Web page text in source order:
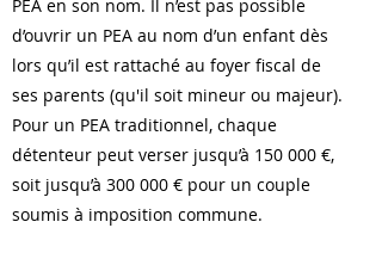
PEA en son nom. Il n’est pas possible
d’ouvrir un PEA au nom d’un enfant dès
lors qu’il est rattaché au foyer fiscal de
ses parents (qu'il soit mineur ou majeur).
Pour un PEA traditionnel, chaque
détenteur peut verser jusqu’à 150 000 €,
soit jusqu’à 300 000 € pour un couple
soumis à imposition commune.